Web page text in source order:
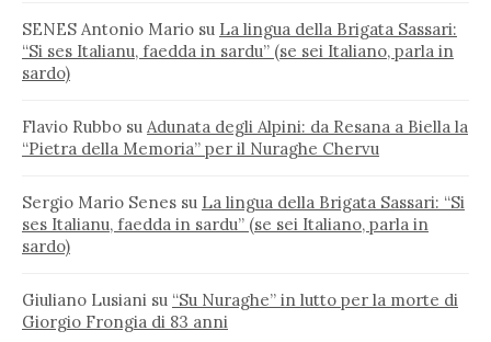
SENES Antonio Mario su La lingua della Brigata Sassari:
“Si ses Italianu, faedda in sardu” (se sei Italiano, parla in
sardo)
Flavio Rubbo su Adunata degli Alpini: da Resana a Biella la
“Pietra della Memoria” per il Nuraghe Chervu
Sergio Mario Senes su La lingua della Brigata Sassari: “Si
ses Italianu, faedda in sardu” (se sei Italiano, parla in
sardo)
Giuliano Lusiani su “Su Nuraghe” in lutto per la morte di
Giorgio Frongia di 83 anni